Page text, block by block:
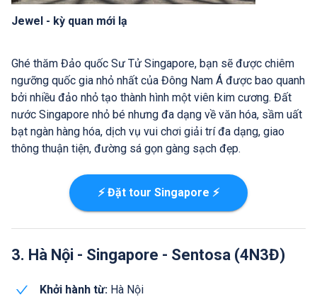
Jewel - kỳ quan mới lạ
Ghé thăm Đảo quốc Sư Tử Singapore, bạn sẽ được chiêm
ngưỡng quốc gia nhỏ nhất của Đông Nam Á được bao quanh
bởi nhiều đảo nhỏ tạo thành hình một viên kim cương. Đất
nước Singapore nhỏ bé nhưng đa dạng về văn hóa, sầm uất
bạt ngàn hàng hóa, dịch vụ vui chơi giải trí đa dạng, giao
thông thuận tiện, đường sá gọn gàng sạch đẹp.
⚡ Đặt tour Singapore ⚡
3. Hà Nội - Singapore - Sentosa (4N3Đ)
Khởi hành từ: Hà Nội